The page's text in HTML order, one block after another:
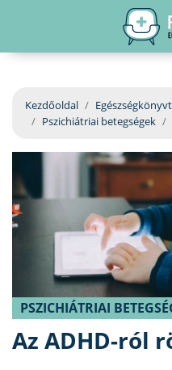
EGÉSZSÉGKÖNYVTÁR
BETEGSÉGKALAUZ
ÜGYELETKERESŐ
ORVOS VÁLASZOL
ORVOSKERESŐ
Kezdőoldal
Pszichiátriai betegségek
PSZICHIÁTRIAI
Az ADHD-ról